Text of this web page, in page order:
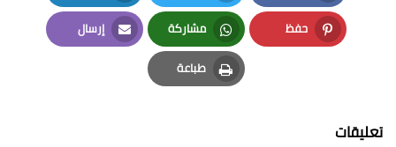
Facebook
Twitter
LinkedIn
حفظ
Pinterest
مشاركة
Whatsapp
إرسال
Email
طباعة
Print
تعليقات